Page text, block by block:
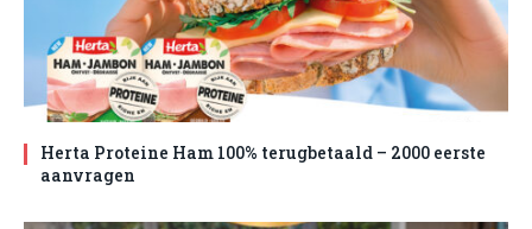
Herta Proteine Ham 100% terugbetaald – 2000 eerste
aanvragen